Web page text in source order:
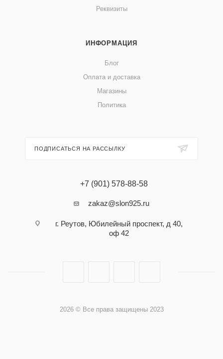
Реквизиты
ИНФОРМАЦИЯ
Блог
Оплата и доставка
Магазины
Политика
ПОДПИСАТЬСЯ НА РАССЫЛКУ
+7 (901) 578-88-58
zakaz@slon925.ru
г. Реутов, Юбилейный проспект, д 40,
оф 42
2026 © Все права защищены 2023